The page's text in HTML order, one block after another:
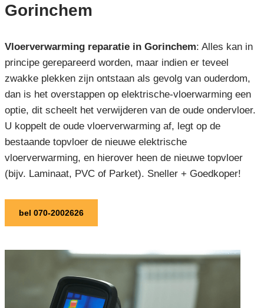
Gorinchem
Vloerverwarming reparatie in Gorinchem: Alles kan in
principe gerepareerd worden, maar indien er teveel
zwakke plekken zijn ontstaan als gevolg van ouderdom,
dan is het overstappen op elektrische-vloerwarming een
optie, dit scheelt het verwijderen van de oude ondervloer.
U koppelt de oude vloerverwarming af, legt op de
bestaande topvloer de nieuwe elektrische
vloerverwarming, en hierover heen de nieuwe topvloer
(bijv. Laminaat, PVC of Parket). Sneller + Goedkoper!
bel 070-2002626